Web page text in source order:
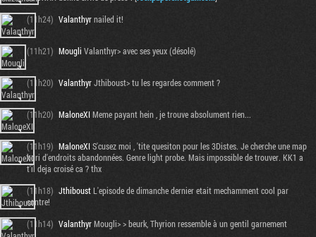
(11h24) Valanthyrnailed it!
(11h21) Mougli Valanthyr> avec ses yeux (désolé)
(11h20) ValanthyrJthiboust> tu les regardes comment ?
(11h20) MaloneXIMeme payant hein , je trouve absolument rien...
(11h19) MaloneXI S'cusez moi , 'tite quesiton pour les 3Distes. Je cherche une map
hdri d'endroits abandonnées. Genre light probe. Mais impossible de trouver. KK1 a
t'il deja croisé ca ? thx
(11h18) JthiboustL'episode de dimanche dernier etait mechamment cool par
contre!
(11h14) ValanthyrMougli> > beurk, Thyrion ressemble à un gentil garnement